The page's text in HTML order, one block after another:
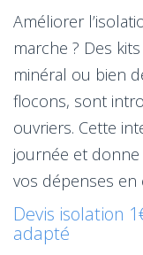
Améliorer
marche ? Des
minéral ou bien
flocons, sont
ouvriers. Cette
journée et
vos dépenses en
Devis isolation
adapté